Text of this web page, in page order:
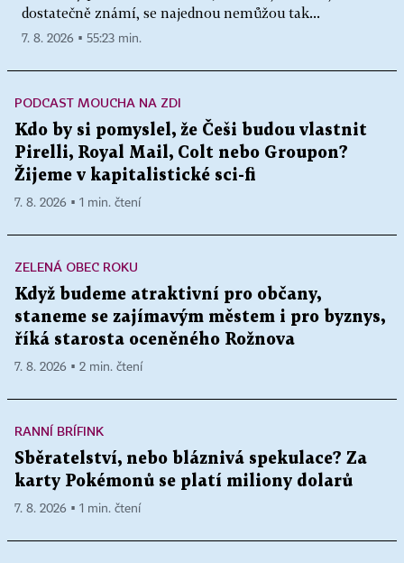
dostatečně známí, se najednou nemůžou tak...
7. 8. 2026 ▪ 55:23 min.
PODCAST MOUCHA NA ZDI
Kdo by si pomyslel, že Češi budou vlastnit
Pirelli, Royal Mail, Colt nebo Groupon?
Žijeme v kapitalistické sci-fi
7. 8. 2026 ▪ 1 min. čtení
ZELENÁ OBEC ROKU
Když budeme atraktivní pro občany,
staneme se zajímavým městem i pro byznys,
říká starosta oceněného Rožnova
7. 8. 2026 ▪ 2 min. čtení
RANNÍ BRÍFINK
Sběratelství, nebo bláznivá spekulace? Za
karty Pokémonů se platí miliony dolarů
7. 8. 2026 ▪ 1 min. čtení